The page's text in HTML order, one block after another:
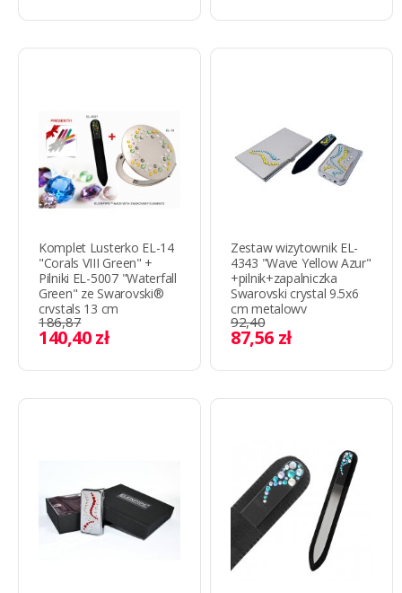
Komplet Lusterko EL-14
"Corals VIII Green" +
Pilniki EL-5007 "Waterfall
Green" ze Swarovski®
crystals 13 cm
186,87
140,40 zł
Zestaw wizytownik EL-
4343 "Wave Yellow Azur"
+pilnik+zapalniczka
Swarovski crystal 9.5x6
cm metalowy
92,40
87,56 zł